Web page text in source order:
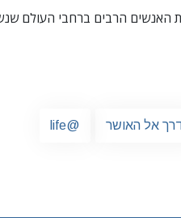
האנשים הרבים ברחבי העולם
אל האושר @life